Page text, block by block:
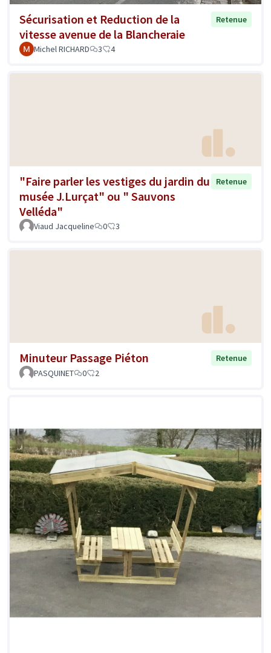
Sécurisation et Reduction de la
vitesse avenue de la Blancheraie
Retenue
Michel RICHARD 3 4
"Faire parler les vestiges du jardin du
musée J.Lurçat" ou " Sauvons
Velléda"
Retenue
Viaud Jacqueline 0 3
Minuteur Passage Piéton
Retenue
PASQUINET
0 2